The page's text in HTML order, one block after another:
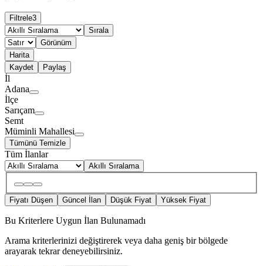
Filtrele3
Sırala
Görünüm
Harita
Kaydet
Paylaş
İl
Adana
İlçe
Sarıçam
Semt
Müminli Mahallesi
Tümünü Temizle
Tüm İlanlar
Akıllı Sıralama
Fiyatı Düşen Güncel İlan Düşük Fiyat Yüksek Fiyat
Bu Kriterlere Uygun İlan Bulunamadı
Arama kriterlerinizi değiştirerek veya daha geniş bir bölgede
arayarak tekrar deneyebilirsiniz.